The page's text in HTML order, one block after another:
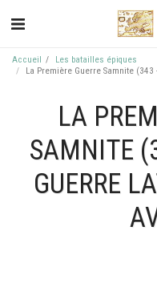
Accueil
Les batailles épiques
La Première Guerre Samnite
LA
SAMNITE
GUERRE